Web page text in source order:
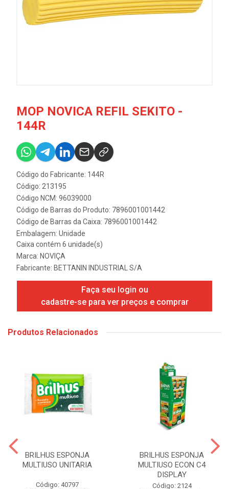
MOP NOVICA REFIL SEKITO -
144R
Código do Fabricante: 144R
Código: 213195
Código NCM: 96039000
Código de Barras do Produto: 7896001001442
Código de Barras da Caixa: 7896001001442
Embalagem: Unidade
Caixa contém 6 unidade(s)
Marca: NOVIÇA
Fabricante: BETTANIN INDUSTRIAL S/A
Faça seu login ou
cadastre-se para ver preços e comprar
Produtos Relacionados
BRILHUS ESPONJA
MULTIUSO UNITARIA
Código: 40797
BRILHUS ESPONJA
MULTIUSO ECON C4
DISPLAY
Código: 2124